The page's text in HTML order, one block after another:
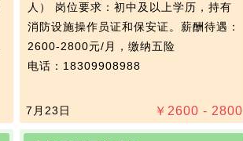
人） 岗位要求：初中及以上学历，持有
消防设施操作员证和保安证。薪酬待遇：
2600-2800元/月，缴纳五险
电话：18309908988
￥ 2600 - 2800
7月23日